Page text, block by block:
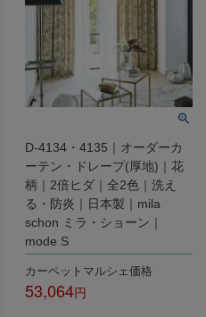
D-4134・4135｜オーダーカ
ーテン・ドレープ(厚地)｜花
柄｜2倍ヒダ｜全2色｜洗え
る・防炎｜日本製｜mila
schon ミラ・ショーン｜
mode S
カーペットマルシェ価格
53,064